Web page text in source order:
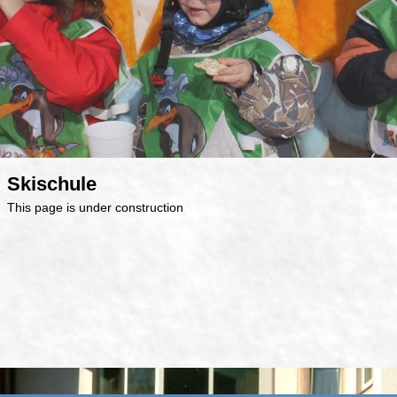
Skischule
This page is under construction